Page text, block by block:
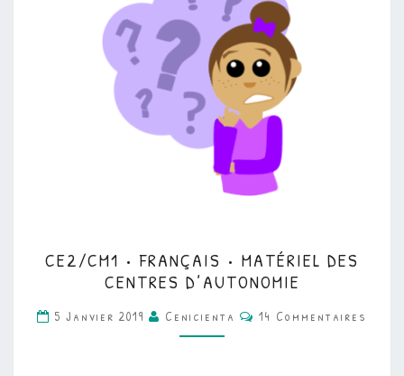
•
FRANÇAIS
•
MATÉRIEL
CE2/CM1 • FRANÇAIS • MATÉRIEL DES
CENTRES D’AUTONOMIE
5 Janvier 2019 Cenicienta Commentaires
14 Commentaires